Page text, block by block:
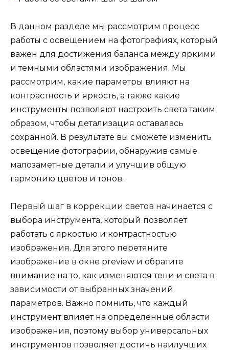
В данном разделе мы рассмотрим процесс
работы с освещением на фотографиях, который
важен для достижения баланса между яркими
и темными областями изображения. Мы
рассмотрим, какие параметры влияют на
контрастность и яркость, а также какие
инструменты позволяют настроить света таким
образом, чтобы детализация оставалась
сохранной. В результате вы сможете изменить
освещение фотографии, обнаружив самые
малозаметные детали и улучшив общую
гармонию цветов и тонов.
Первый шаг в коррекции светов начинается с
выбора инструмента, который позволяет
работать с яркостью и контрастностью
изображения. Для этого перетяните
изображение в окне preview и обратите
внимание на то, как изменяются тени и света в
зависимости от выбранных значений
параметров. Важно помнить, что каждый
инструмент влияет на определенные области
изображения, поэтому выбор универсальных
инструментов позволяет достичь наилучших